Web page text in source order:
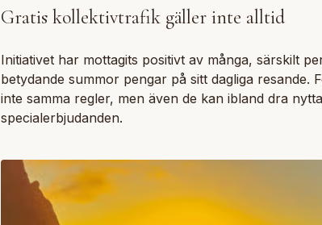
Gratis kollektivtrafik gäller inte alltid
Initiativet har mottagits positivt av många, särskilt
betydande summor pengar på sitt dagliga
inte samma regler, men även de kan ibland dra
specialerbjudanden.